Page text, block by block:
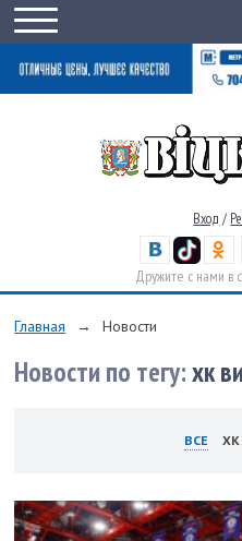
Вход /
Дружите с нами в
Главная → Новости
Новости по тегу:хк
ВСЕ